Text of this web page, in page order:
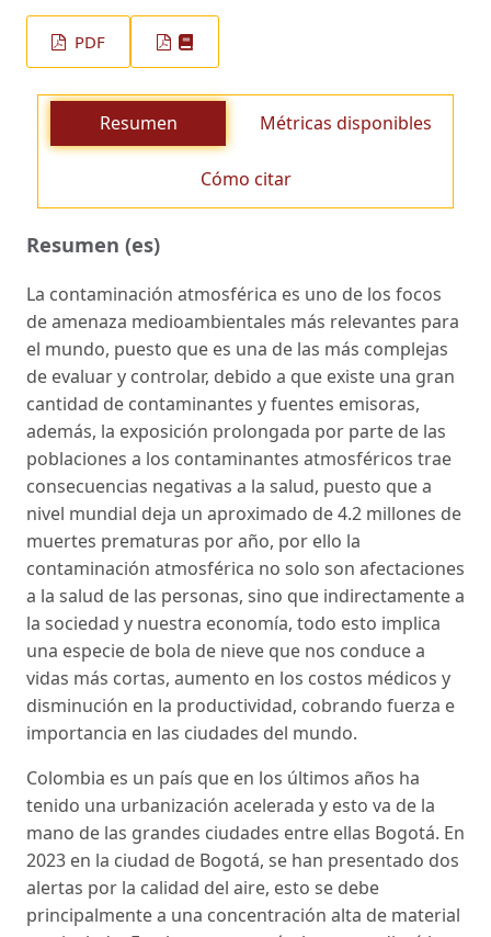
PDF
Resumen Métricas disponibles
Cómo citar
Resumen (es)
La contaminación atmosférica es uno de los focos
de amenaza medioambientales más relevantes para
el mundo, puesto que es una de las más complejas
de evaluar y controlar, debido a que existe una gran
cantidad de contaminantes y fuentes emisoras,
además, la exposición prolongada por parte de las
poblaciones a los contaminantes atmosféricos trae
consecuencias negativas a la salud, puesto que a
nivel mundial deja un aproximado de 4.2 millones de
muertes prematuras por año, por ello la
contaminación atmosférica no solo son afectaciones
a la salud de las personas, sino que indirectamente a
la sociedad y nuestra economía, todo esto implica
una especie de bola de nieve que nos conduce a
vidas más cortas, aumento en los costos médicos y
disminución en la productividad, cobrando fuerza e
importancia en las ciudades del mundo.
Colombia es un país que en los últimos años ha
tenido una urbanización acelerada y esto va de la
mano de las grandes ciudades entre ellas Bogotá. En
2023 en la ciudad de Bogotá, se han presentado dos
alertas por la calidad del aire, esto se debe
principalmente a una concentración alta de material